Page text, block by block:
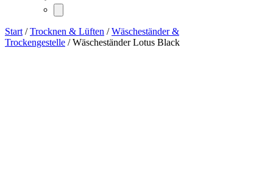
Start/Trocknen & Lüften /Wäscheständer &
Trockengestelle / Wäscheständer Lotus Black